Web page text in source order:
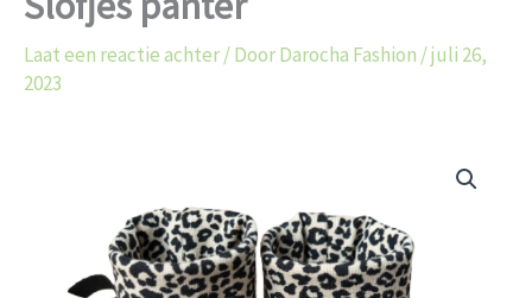
Laat een reactie achter/ DoorDarocha Fashion /juli 26,
2023